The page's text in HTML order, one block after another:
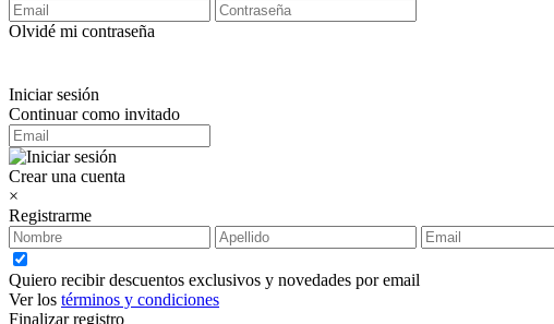
Olvidé mi contraseña
Iniciar sesión
Continuar como invitado
Crear una cuenta
×
Registrarme
Quiero recibir descuentos exclusivos y novedades por email
Ver los términos y condiciones
Finalizar registro